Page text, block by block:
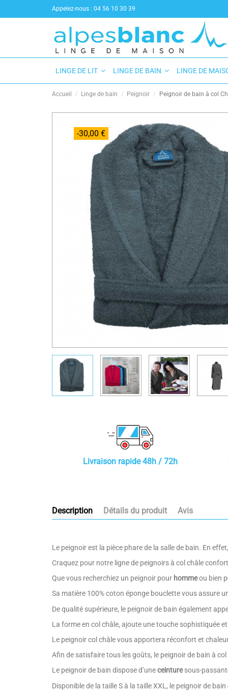
Appelez-nous : 04 56 10 30 39
LINGE DE LIT LINGE DE BAIN LINGE DE
Accueil Linge de bain Peignoir Peignoir de bain à col
-30,00 €
Livraison rapide 48h / 72h
Description Détails du produit Avis
Le peignoir est la pièce phare de la salle de bain. En
Craquez pour notre ligne de peignoirs à col châle
Que vous recherchiez un peignoir pour hommeou bien
Sa matière 100% coton éponge bouclette vous assure
De qualité supérieure, le peignoir de bain également
La forme en col châle, ajoute une touche sophistiquée
Le peignoir col châle vous apportera réconfort et
Afin de satisfaire tous les goûts, le peignoir de bain à
Le peignoir de bain dispose d’uneceinturesous-
Disponible de la taille S à la taille XXL, le peignoir de